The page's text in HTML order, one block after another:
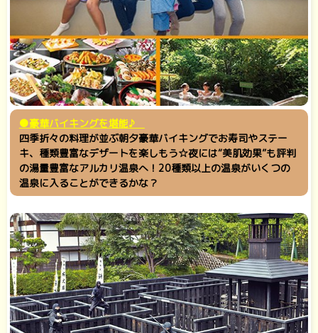
●豪華バイキングを堪能♪
四季折々の料理が並ぶ朝夕豪華バイキングでお寿司やステー
キ、種類豊富なデザートを楽しもう☆夜には“美肌効果”も評判
の湯量豊富なアルカリ温泉へ！20種類以上の温泉がいくつの
温泉に入ることができるかな？